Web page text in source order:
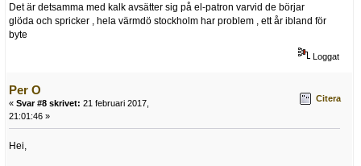
Det är detsamma med kalk avsätter sig på el-patron varvid de börjar
glöda och spricker , hela värmdö stockholm har problem , ett år ibland för
byte
Loggat
Per O
« Svar #8 skrivet: 21 februari 2017,
21:01:46 »
Citera
Hei,